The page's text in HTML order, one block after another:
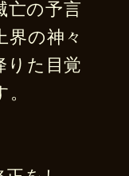
亡の予言
界の神々
りた目覚